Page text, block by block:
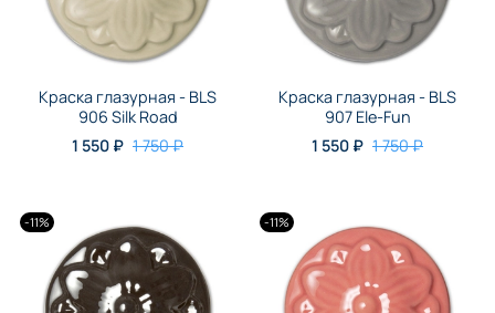
Краска глазурная - BLS
906 Silk Road
1 550 ₽ 1 750 ₽
Краска глазурная - BLS
907 Ele-Fun
1 550 ₽ 1 750 ₽
-11% -11%